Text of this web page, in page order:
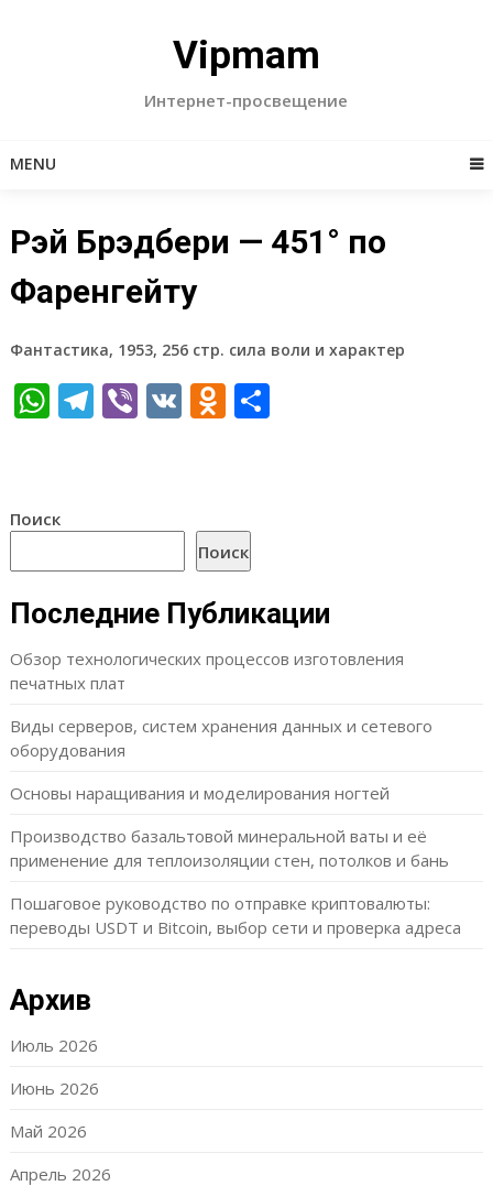
Vipmam
Интернет-просвещение
MENU
Рэй Брэдбери — 451° по
Фаренгейту
Фантастика, 1953, 256 стр. сила воли и характер
WhatsApp
Telegram
Viber
VKOdnoklassniki
Отправить
Поиск
Поиск
Последние Публикации
Обзор технологических процессов изготовления
печатных плат
Виды серверов, систем хранения данных и сетевого
оборудования
Основы наращивания и моделирования ногтей
Производство базальтовой минеральной ваты и её
применение для теплоизоляции стен, потолков и бань
Пошаговое руководство по отправке криптовалюты:
переводы USDT и Bitcoin, выбор сети и проверка адреса
Архив
Июль 2026
Июнь 2026
Май 2026
Апрель 2026